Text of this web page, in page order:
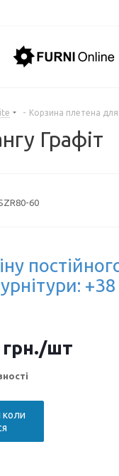
- Корзина плетена для
Графіт
60
грн./шт
коли